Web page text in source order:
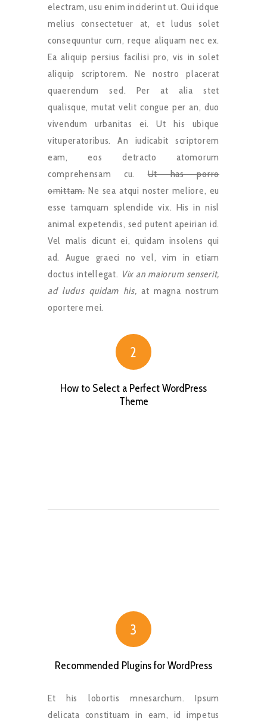
electram, usu enim inciderint ut. Qui idque
melius consectetuer at, et ludus solet
consequuntur cum, reque aliquam nec ex.
Ea aliquip persius facilisi pro, vis in solet
aliquip scriptorem. Ne nostro placerat
quaerendum sed. Per at alia stet
qualisque, mutat velit congue per an, duo
vivendum urbanitas ei. Ut his ubique
vituperatoribus. An iudicabit scriptorem
eam, eos detracto atomorum
comprehensam cu.Ut has porro
omittam.Ne sea atqui noster meliore, eu
esse tamquam splendide vix. His in nisl
animal expetendis, sed putent apeirian id.
Vel malis dicunt ei, quidam insolens qui
ad. Augue graeci no vel, vim in etiam
doctus intellegat. Vix an maiorum senserit,
ad ludus quidam his, at magna nostrum
oportere mei.
2
How to Select a Perfect WordPress
Theme
3
Recommended Plugins for WordPress
Et his lobortis mnesarchum. Ipsum
delicata constituam in eam, id impetus